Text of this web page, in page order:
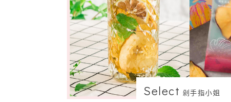
Select 剁手指小姐